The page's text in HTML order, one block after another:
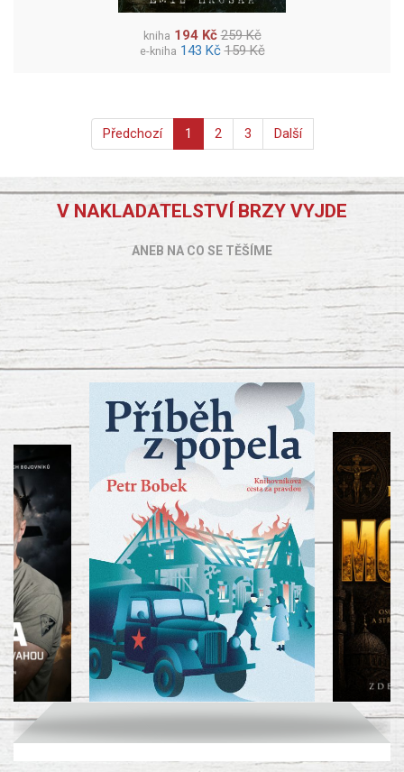
kniha 194 Kč 259 Kč
e-kniha 143 Kč 159 Kč
Předchozí 1 2 3 Další
V NAKLADATELSTVÍ BRZY VYJDE
ANEB NA CO SE TĚŠÍME